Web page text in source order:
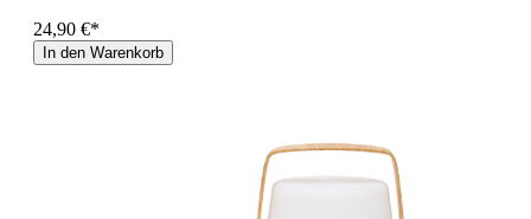
24,90 €*
In den Warenkorb